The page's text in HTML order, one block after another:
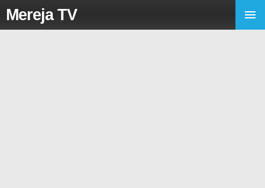
Mereja TV